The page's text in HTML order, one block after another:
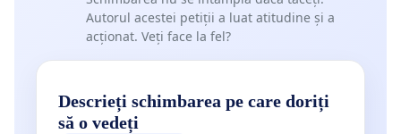
Autorul acestei petiții a luat atitudine și a
acționat. Veți face la fel?
Descrieți schimbarea pe care doriți
să o vedeți